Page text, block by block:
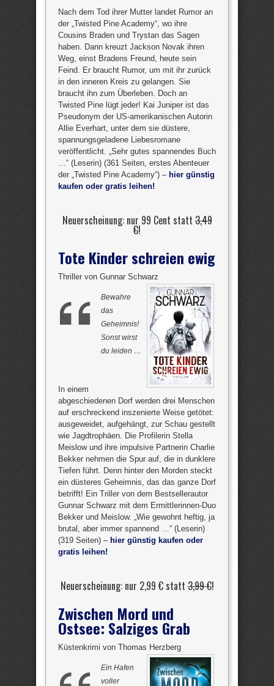
Nach dem Tod ihrer Mutter landet Rumor an
der „Twisted Pine Academy“, wo ihre
Cousins Braden und Trystan das Sagen
haben. Dann kreuzt Jackson Novak ihren
Weg, einst Bradens Freund, heute sein
Feind. Er braucht Rumor, um mit ihr zurück
in den inneren Kreis zu gelangen. Sie
braucht ihn zum Überleben. Doch an
Twisted Pine lügt jeder! Kai Juniper ist das
Pseudonym der US-amerikanischen Autorin
Allie Everhart, unter dem sie düstere,
spannungsgeladene Liebesromane
veröffentlicht. „Sehr gutes spannendes Buch
…“ (Leserin) (361 Seiten, erstes Abenteuer
der „Twisted Pine Academy“) – hier günstig
kaufen oder gratis leihen!
Neuerscheinung: nur 99 Cent statt3,49
€!
Tote Kinder schreien ewig
Thriller von Gunnar Schwarz
Bewahre
das
Geheimnis!
Sonst wirst
du leiden …
In einem
abgeschiedenen Dorf werden drei Menschen
auf erschreckend inszenierte Weise getötet:
ausgeweidet, aufgehängt, zur Schau gestellt
wie Jagdtrophäen. Die Profilerin Stella
Meislow und ihre impulsive Partnerin Charlie
Bekker nehmen die Spur auf, die in dunklere
Tiefen führt. Denn hinter den Morden steckt
ein düsteres Geheimnis, das das ganze Dorf
betrifft! Ein Triller von dem Bestsellerautor
Gunnar Schwarz mit dem Ermittlerinnen-Duo
Bekker und Meislow. „Wie gewohnt heftig, ja
brutal, aber immer spannend …“ (Leserin)
(319 Seiten) – hier günstig kaufen oder
gratis leihen!
Neuerscheinung: nur 2,99 € statt3,99 €!
Zwischen Mord und
Ostsee: Salziges Grab
Küstenkrimi von Thomas Herzberg
Ein Hafen
voller